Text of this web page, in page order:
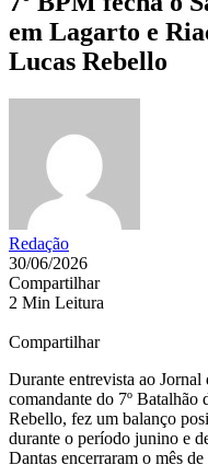
em Lagarto e
Lucas Rebello
Redação
30/06/2026
Compartilhar
2 Min Leitura
Compartilhar
Durante entrevista ao
comandante do 7º
Rebello, fez um balanço
durante o período junino e
Dantas encerraram o mês